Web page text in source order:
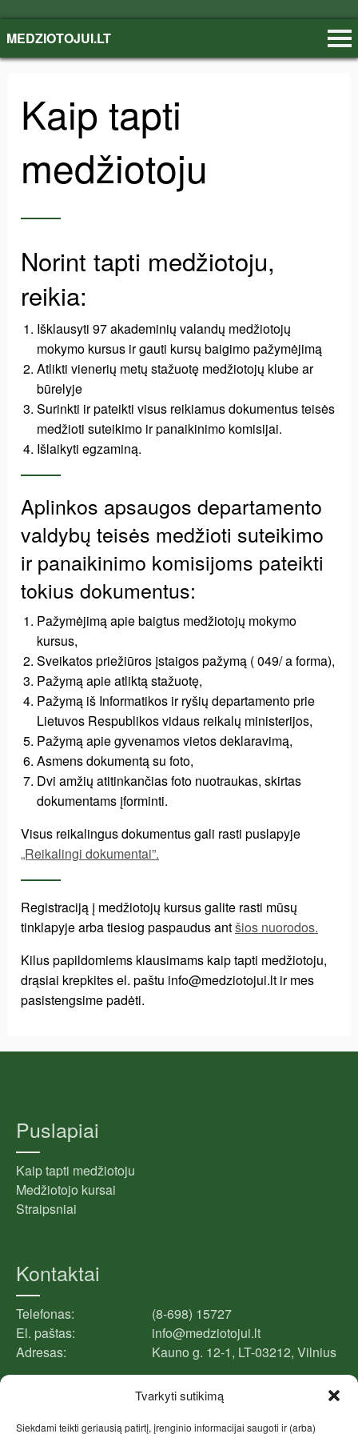
Tvarkyti sutikimą
Siekdami teikti geriausią patirtį, įrenginio informacijai saugoti ir (arba)
MEDZIOTOJUI.LT
Kaip tapti
medžiotoju
Norint tapti medžiotoju,
reikia:
Išklausyti 97 akademinių valandų medžiotojų
mokymo kursus ir gauti kursų baigimo pažymėjimą
Atlikti vienerių metų stažuotę medžiotojų klube ar
būrelyje
Surinkti ir pateikti visus reikiamus dokumentus teisės
medžioti suteikimo ir panaikinimo komisijai.
Išlaikyti egzaminą.
Aplinkos apsaugos departamento
valdybų teisės medžioti suteikimo
ir panaikinimo komisijoms pateikti
tokius dokumentus:
Pažymėjimą apie baigtus medžiotojų mokymo
kursus,
Sveikatos priežiūros įstaigos pažymą ( 049/ a forma),
Pažymą apie atliktą stažuotę,
Pažymą iš Informatikos ir ryšių departamento prie
Lietuvos Respublikos vidaus reikalų ministerijos,
Pažymą apie gyvenamos vietos deklaravimą,
Asmens dokumentą su foto,
Dvi amžių atitinkančias foto nuotraukas, skirtas
dokumentams įforminti.
Visus reikalingus dokumentus gali rasti puslapyje
„Reikalingi dokumentai”.
Registraciją į medžiotojų kursus galite rasti mūsų
tinklapyje arba tiesiog paspaudus antšios nuorodos.
Kilus papildomiems klausimams kaip tapti medžiotoju,
drąsiai krepkites el. paštu info@medziotojui.lt ir mes
pasistengsime padėti.
Puslapiai
Kaip tapti medžiotoju
Medžiotojo kursai
Straipsniai
Kontaktai
Telefonas:
(8-698) 15727
El. paštas:
info@medziotojui.lt
Adresas:
Kauno g. 12-1, LT-03212, Vilnius